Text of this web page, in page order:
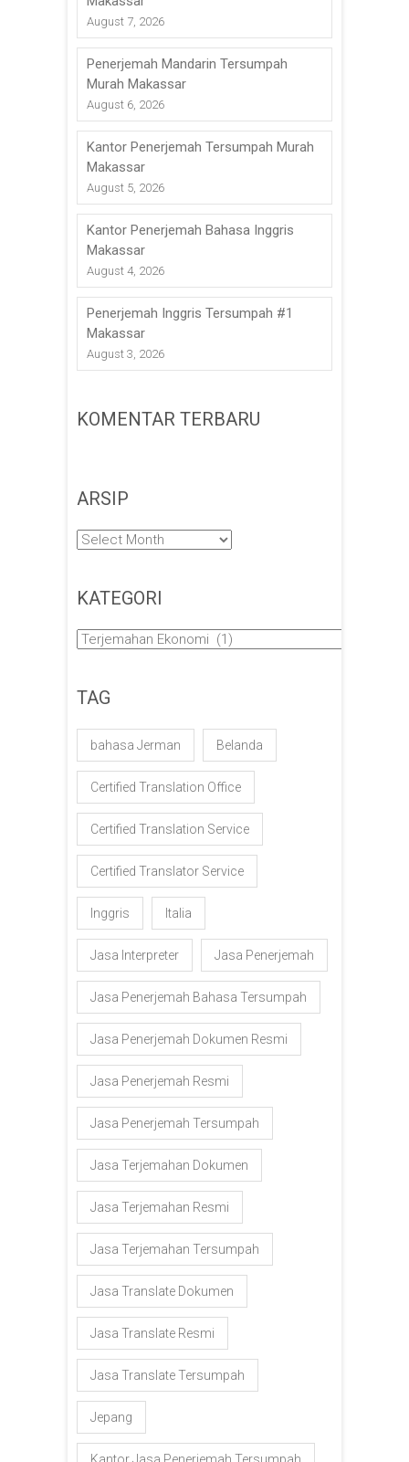
August 7, 2026
Penerjemah Mandarin Tersumpah
Murah Makassar
August 6, 2026
Kantor Penerjemah Tersumpah Murah
Makassar
August 5, 2026
Kantor Penerjemah Bahasa Inggris
Makassar
August 4, 2026
Penerjemah Inggris Tersumpah #1
Makassar
August 3, 2026
KOMENTAR TERBARU
ARSIP
Arsip
KATEGORI
Kategori
TAG
bahasa Jerman Belanda
Certified Translation Office
Certified Translation Service
Certified Translator Service
Inggris Italia
Jasa Interpreter Jasa Penerjemah
Jasa Penerjemah Bahasa Tersumpah
Jasa Penerjemah Dokumen Resmi
Jasa Penerjemah Resmi
Jasa Penerjemah Tersumpah
Jasa Terjemahan Dokumen
Jasa Terjemahan Resmi
Jasa Terjemahan Tersumpah
Jasa Translate Dokumen
Jasa Translate Resmi
Jasa Translate Tersumpah
Jepang
Kantor Jasa Penerjemah Tersumpah